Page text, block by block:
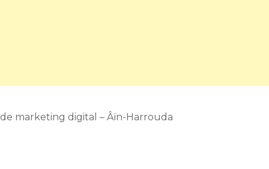
marketing digital – Âïn-Harrouda